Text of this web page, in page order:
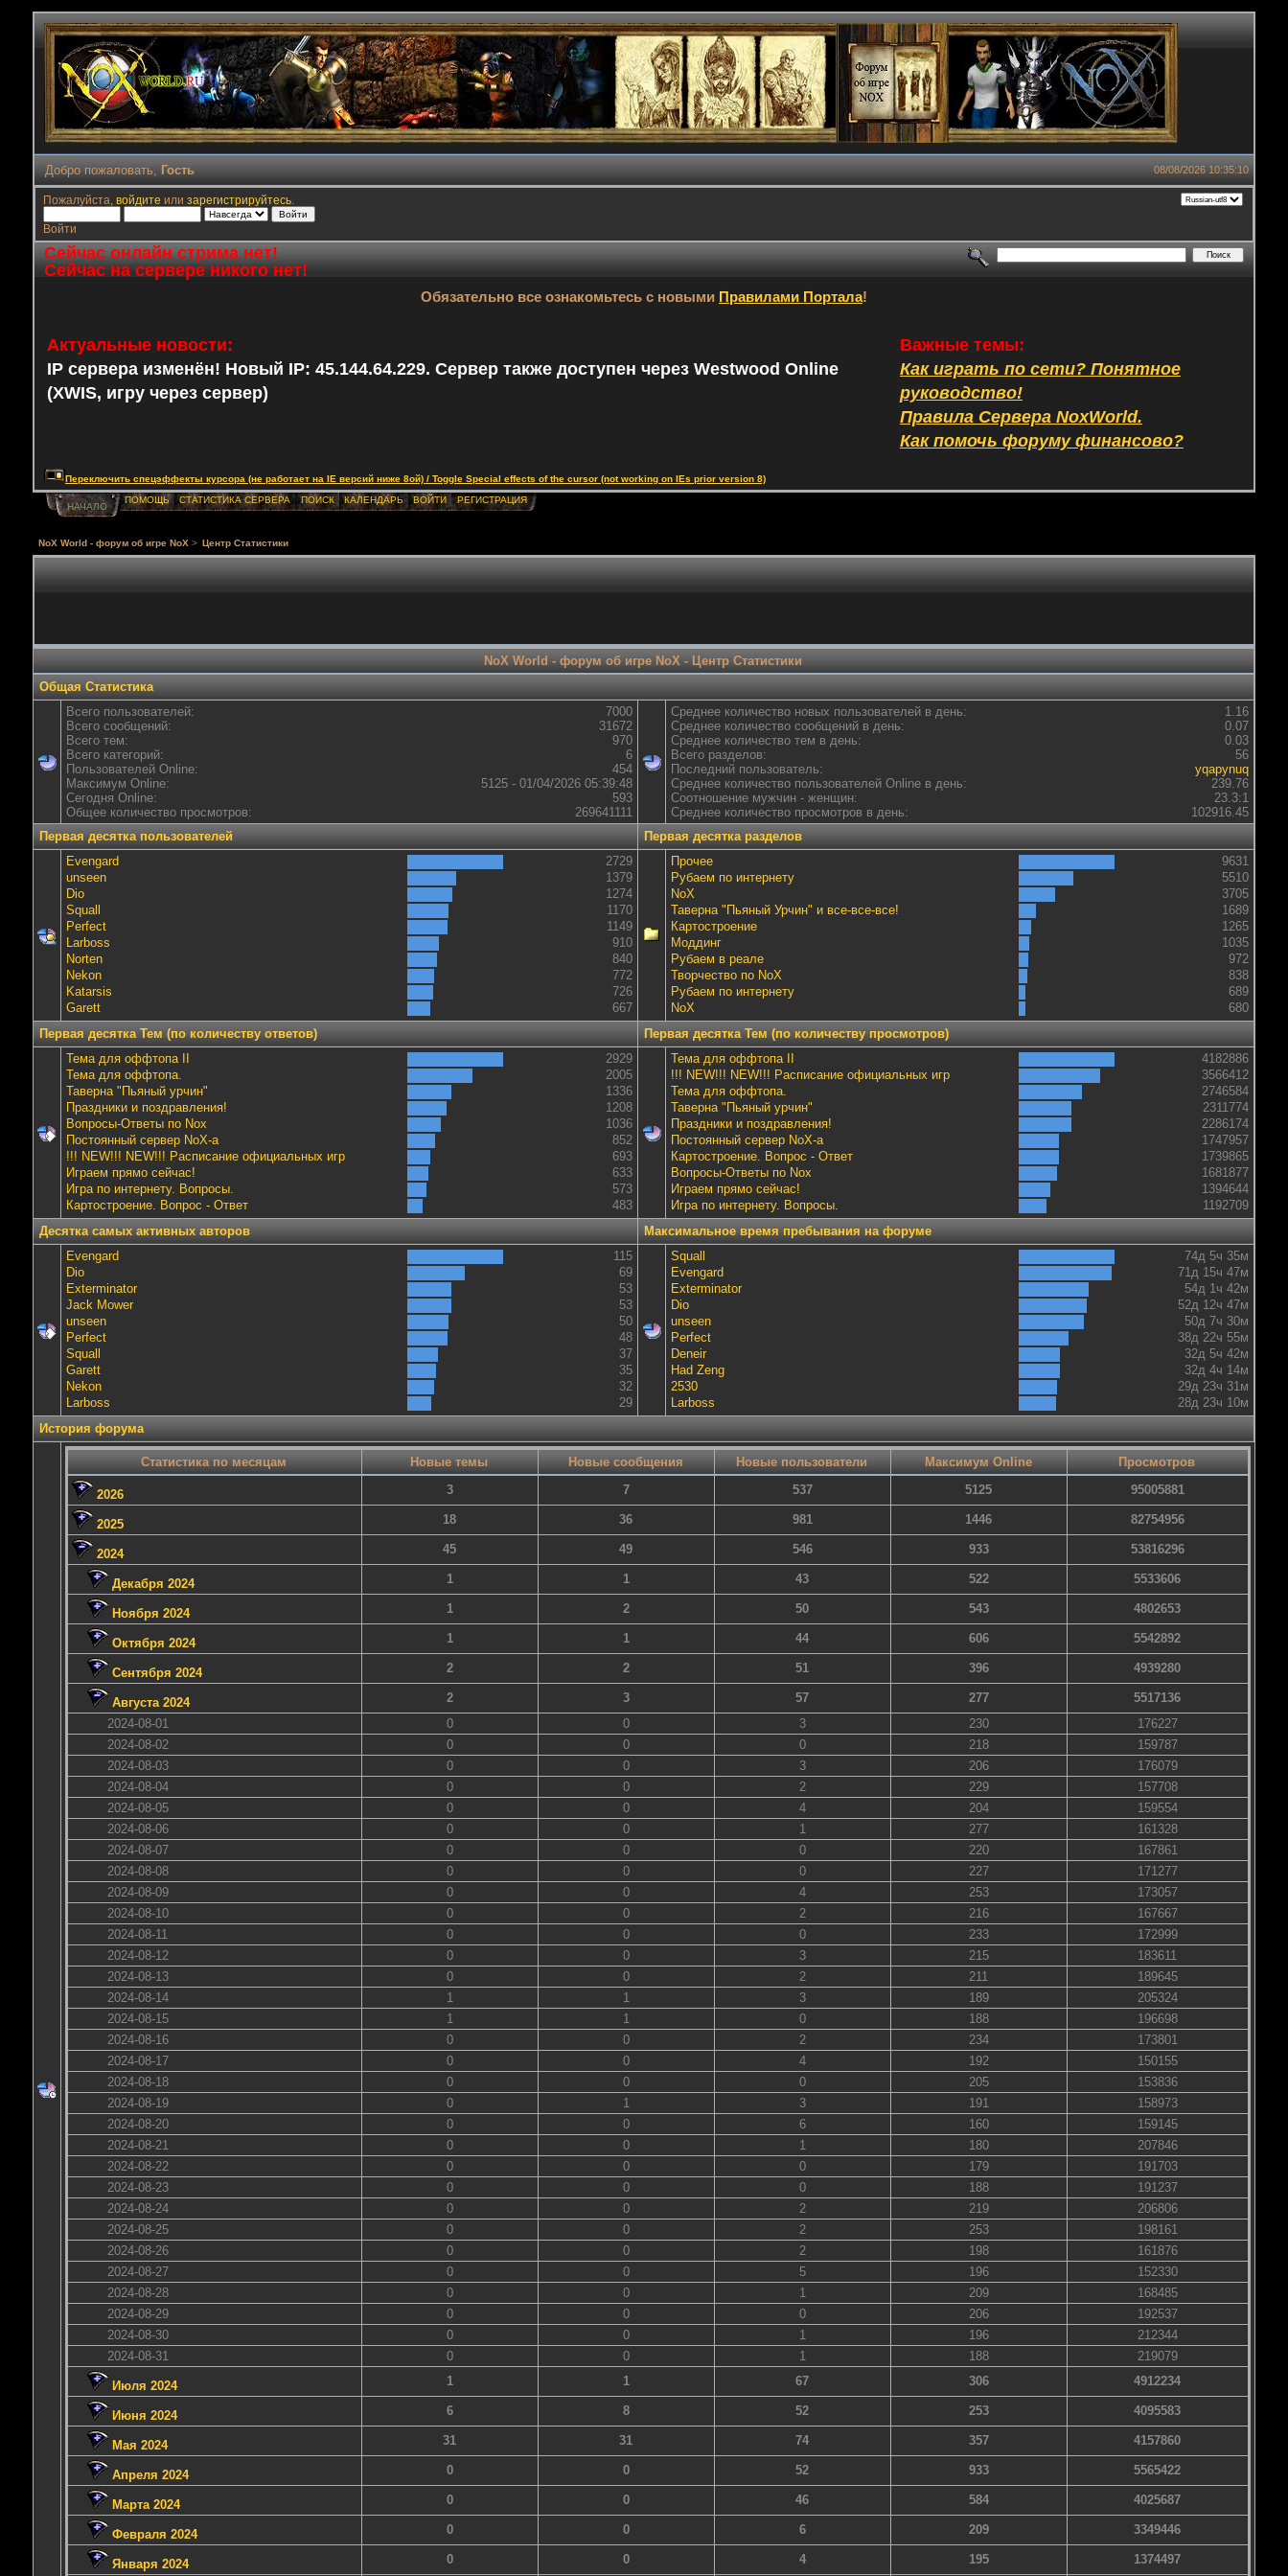
08/08/2026 10:35:10
Добро пожаловать, Гость
Пожалуйста, войдите или зарегистрируйтесь.
Войти
Сейчас онлайн стрима нет!
Сейчас на сервере никого нет!
Обязательно все ознакомьтесь с новыми Правилами Портала!
Актуальные новости:
IP сервера изменён! Новый IP: 45.144.64.229. Сервер также доступен через Westwood Online
(XWIS, игру через сервер)
Важные темы:
Как играть по сети? Понятное
руководство!
Правила Сервера NoxWorld.
Как помочь форуму финансово?
Переключить спецэффекты курсора (не работает на IE версий ниже 8ой) / Toggle Special effects of the cursor (not working on IEs prior version 8)
НАЧАЛО
ПОМОЩЬ СТАТИСТИКА СЕРВЕРА ПОИСК КАЛЕНДАРЬ ВОЙТИ РЕГИСТРАЦИЯ
NoX World - форум об игре NoX > Центр Статистики
NoX World - форум об игре NoX - Центр Статистики
Общая Статистика
Всего пользователей:
7000
Всего сообщений:
31672
Всего тем:
970
Всего категорий:
6
Пользователей Online:
454
Максимум Online:
5125 - 01/04/2026 05:39:48
Сегодня Online:
593
Общее количество просмотров:
269641111
Среднее количество новых пользователей в день:
1.16
Среднее количество сообщений в день:
0.07
Среднее количество тем в день:
0.03
Всего разделов:
56
Последний пользователь:
yqapynuq
Среднее количество пользователей Оnline в день:
239.76
Соотношение мужчин - женщин:
23.3:1
Среднее количество просмотров в день:
102916.45
Первая десятка пользователей
Первая десятка разделов
Evengard
2729
unseen
1379
Dio
1274
Squall
1170
Perfect
1149
Lаrboss
910
Norten
840
Nekon
772
Katarsis
726
Garett
667
Прочее
9631
Рубаем по интернету
5510
NoX
3705
Таверна "Пьяный Урчин" и все-все-все!
1689
Картостроение
1265
Моддинг
1035
Рубаем в реале
972
Творчество по NoX
838
Рубаем по интернету
689
NoX
680
Первая десятка Тем (по количеству ответов)
Первая десятка Тем (по количеству просмотров)
Тема для оффтопа II
2929
Тема для оффтопа.
2005
Таверна "Пьяный урчин"
1336
Праздники и поздравления!
1208
Вопросы-Ответы по Nox
1036
Постоянный сервер NoX-а
852
!!! NEW!!! NEW!!! Расписание официальных игр
693
Играем прямо сейчас!
633
Игра по интернету. Вопросы.
573
Картостроение. Вопрос - Ответ
483
Тема для оффтопа II
4182886
!!! NEW!!! NEW!!! Расписание официальных игр
3566412
Тема для оффтопа.
2746584
Таверна "Пьяный урчин"
2311774
Праздники и поздравления!
2286174
Постоянный сервер NoX-а
1747957
Картостроение. Вопрос - Ответ
1739865
Вопросы-Ответы по Nox
1681877
Играем прямо сейчас!
1394644
Игра по интернету. Вопросы.
1192709
Десятка самых активных авторов
Максимальное время пребывания на форуме
Evengard
115
Dio
69
Exterminator
53
Jack Mower
53
unseen
50
Perfect
48
Squall
37
Garett
35
Nekon
32
Lаrboss
29
Squall
74д 5ч 35м
Evengard
71д 15ч 47м
Exterminator
54д 1ч 42м
Dio
52д 12ч 47м
unseen
50д 7ч 30м
Perfect
38д 22ч 55м
Deneir
32д 5ч 42м
Had Zeng
32д 4ч 14м
2530
29д 23ч 31м
Lаrboss
28д 23ч 10м
История форума
Статистика по месяцам Новые темы Новые сообщения Новые пользователи Максимум Online Просмотров
2026 3 7 537 5125 95005881
2025 18 36 981 1446 82754956
2024 45 49 546 933 53816296
Декабря 2024 1 1 43 522 5533606
Ноября 2024 1 2 50 543 4802653
Октября 2024 1 1 44 606 5542892
Сентября 2024 2 2 51 396 4939280
Августа 2024 2 3 57 277
5517136
2024-08-01
0 0 3 230
176227
2024-08-02
0 0 0 218
159787
2024-08-03
0 0 3 206
176079
2024-08-04
0 0 2 229
157708
2024-08-05
0 0 4 204
159554
2024-08-06
0 0 1 277
161328
2024-08-07
0 0 0 220
167861
2024-08-08
0 0 0 227
171277
2024-08-09
0 0 4 253
173057
2024-08-10
0 0 2 216
167667
2024-08-11
0 0 0 233
172999
2024-08-12
0 0 3 215
183611
2024-08-13
0 0 2 211
189645
2024-08-14
1 1 3 189
205324
2024-08-15
1 1 0 188
196698
2024-08-16
0 0 2 234
173801
2024-08-17
0 0 4 192
150155
2024-08-18
0 0 0 205
153836
2024-08-19
0 1 3 191
158973
2024-08-20
0 0 6 160
159145
2024-08-21
0 0 1 180
207846
2024-08-22
0 0 0 179
191703
2024-08-23
0 0 0 188
191237
2024-08-24
0 0 2 219
206806
2024-08-25
0 0 2 253
198161
2024-08-26
0 0 2 198
161876
2024-08-27
0 0 5 196
152330
2024-08-28
0 0 1 209
168485
2024-08-29
0 0 0 206
192537
2024-08-30
0 0 1 196
212344
2024-08-31
0 0 1 188 219079
Июля 2024 1 1 67 306 4912234
Июня 2024 6 8 52 253 4095583
Мая 2024 31 31 74 357 4157860
Апреля 2024 0 0 52 933 5565422
Марта 2024 0 0 46 584 4025687
Февраля 2024 0 0 6 209 3349446
Января 2024 0 0 4 195 1374497